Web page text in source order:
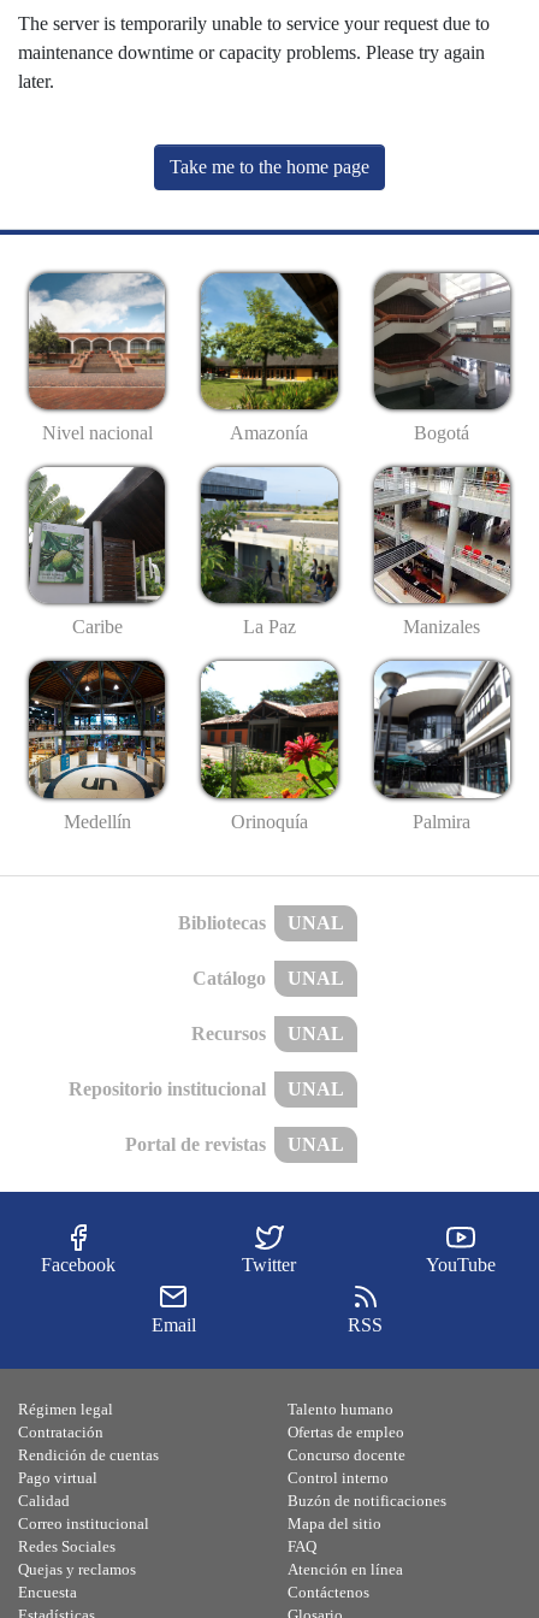
The server is temporarily unable to service your request due to
maintenance downtime or capacity problems. Please try again
later.
Take me to the home page
Nivel nacional Amazonía Bogotá
Caribe La Paz Manizales
Medellín Orinoquía Palmira
Bibliotecas UNAL
Catálogo UNAL
Recursos UNAL
Repositorio institucional UNAL
Portal de revistas UNAL
Facebook Twitter YouTube
Email RSS
Régimen legal
Contratación
Rendición de cuentas
Pago virtual
Calidad
Talento humano
Ofertas de empleo
Concurso docente
Control interno
Buzón de notificaciones
Correo institucional
Redes Sociales
Quejas y reclamos
Encuesta
Mapa del sitio
FAQ
Atención en línea
Contáctenos